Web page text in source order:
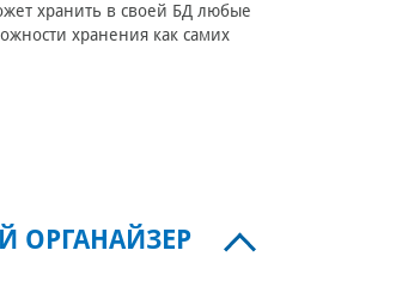
хранить в своей БД любые
хранения как самих
ОРГАНАЙЗЕР